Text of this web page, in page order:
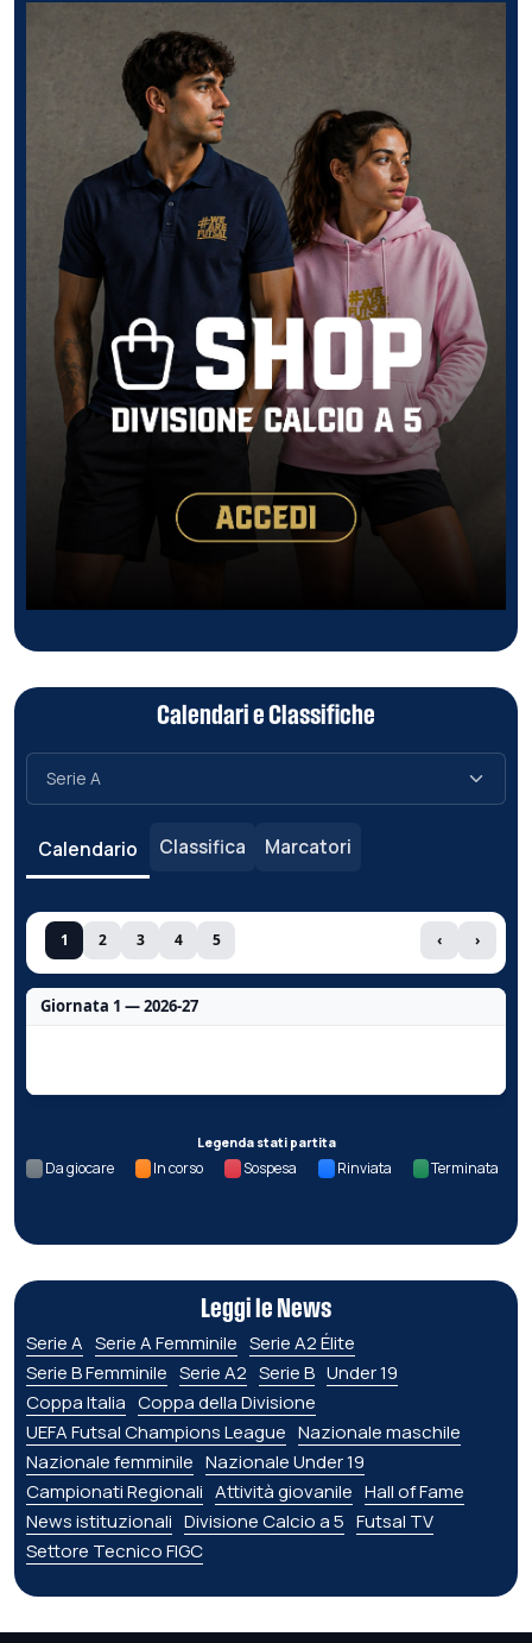
Calendari e Classifiche
Calendario Classifica Marcatori
1 2 3 4 5 ‹ ›
Giornata 1 — 2026-27
Legenda stati partita
Da giocare In corso Sospesa Rinviata Terminata
Leggi le News
Serie A Serie A Femminile Serie A2 Élite
Serie B Femminile Serie A2 Serie B Under 19
Coppa Italia Coppa della Divisione
UEFA Futsal Champions League Nazionale maschile
Nazionale femminile Nazionale Under 19
Campionati Regionali Attività giovanile Hall of Fame
News istituzionali Divisione Calcio a 5 Futsal TV
Settore Tecnico FIGC